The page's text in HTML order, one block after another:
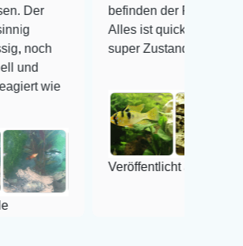
befinden der Fische einwandfrei.
Alles ist quick lebendig und im
super Zustand. Gerne wieder 😃
Veröffentlicht auf Google